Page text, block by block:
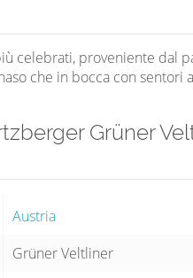
celebrati, proveniente dal
che in bocca con sentori
Grüner
Austria
Grüner Veltliner